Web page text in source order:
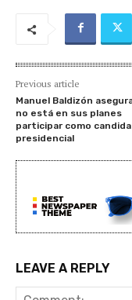
Previous article
Manuel Baldizón
no está en sus planes
participar como
presidencial
LEAVE A REPLY